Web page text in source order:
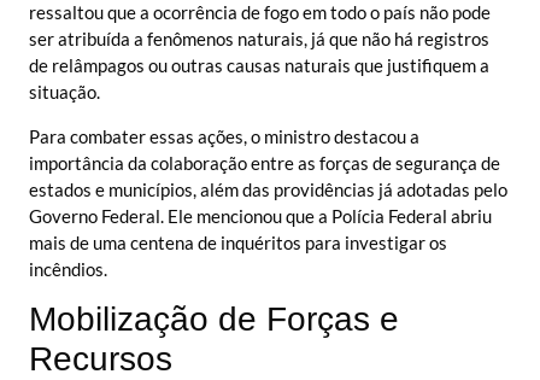
ressaltou que a ocorrência de fogo em todo o país não pode
ser atribuída a fenômenos naturais, já que não há registros
de relâmpagos ou outras causas naturais que justifiquem a
situação.
Para combater essas ações, o ministro destacou a
importância da colaboração entre as forças de segurança de
estados e municípios, além das providências já adotadas pelo
Governo Federal. Ele mencionou que a Polícia Federal abriu
mais de uma centena de inquéritos para investigar os
incêndios.
Mobilização de Forças e
Recursos